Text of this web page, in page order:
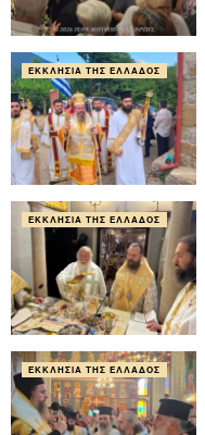
ΕΚΚΛΗΣΊΑ ΤΗΣ ΕΛΛΆΔΟΣ
ΕΚΚΛΗΣΊΑ ΤΗΣ ΕΛΛΆΔΟΣ
ΕΚΚΛΗΣΊΑ ΤΗΣ ΕΛΛΆΔΟΣ